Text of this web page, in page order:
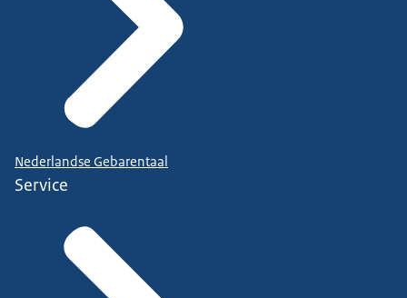
Nederlandse Gebarentaal
Service